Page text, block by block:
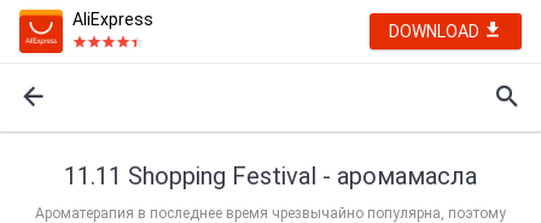
AliExpress
DOWNLOAD
11.11 Shopping Festival - аромамасла
Ароматерапия в последнее время чрезвычайно популярна, поэтому